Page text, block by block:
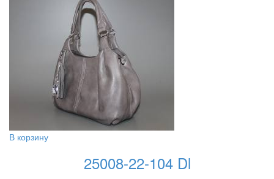
В корзину
25008-22-104 Dl